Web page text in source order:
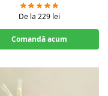
De la 229 lei
Comandă acum